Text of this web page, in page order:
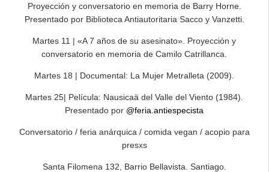
Proyección y conversatorio en memoria de Barry Horne.
Presentado por Biblioteca Antiautoritaria Sacco y Vanzetti.
Martes 11 | «A 7 años de su asesinato». Proyección y
conversatorio en memoria de Camilo Catrillanca.
Martes 18 | Documental: La Mujer Metralleta (2009).
Martes 25| Película: Nausicaä del Valle del Viento (1984).
Presentado por @feria.antiespecista
Conversatorio / feria anárquica / comida vegan / acopio para
presxs
Santa Filomena 132, Barrio Bellavista. Santiago.